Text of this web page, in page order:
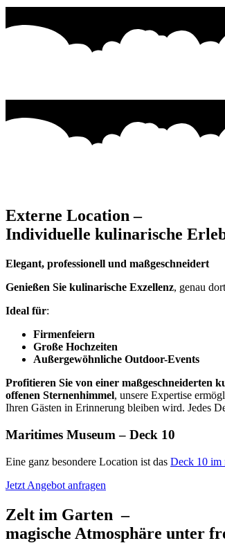
Externe Location –
Individuelle kulinarische
Elegant, professionell und maßgeschneidert
Genießen Sie kulinarische Exzellenz, genau
Ideal für:
Firmenfeiern
Große Hochzeiten
Außergewöhnliche Outdoor-Events
Profitieren Sie von einer maßgeschneiderten
offenen Sternenhimmel, unsere Expertise
Ihren Gästen in Erinnerung bleiben wird. Jedes
Maritimes Museum – Deck 10
Eine ganz besondere Location ist das Deck 10 im
Jetzt Angebot anfragen
Zelt im Garten –
magische Atmosphäre unter